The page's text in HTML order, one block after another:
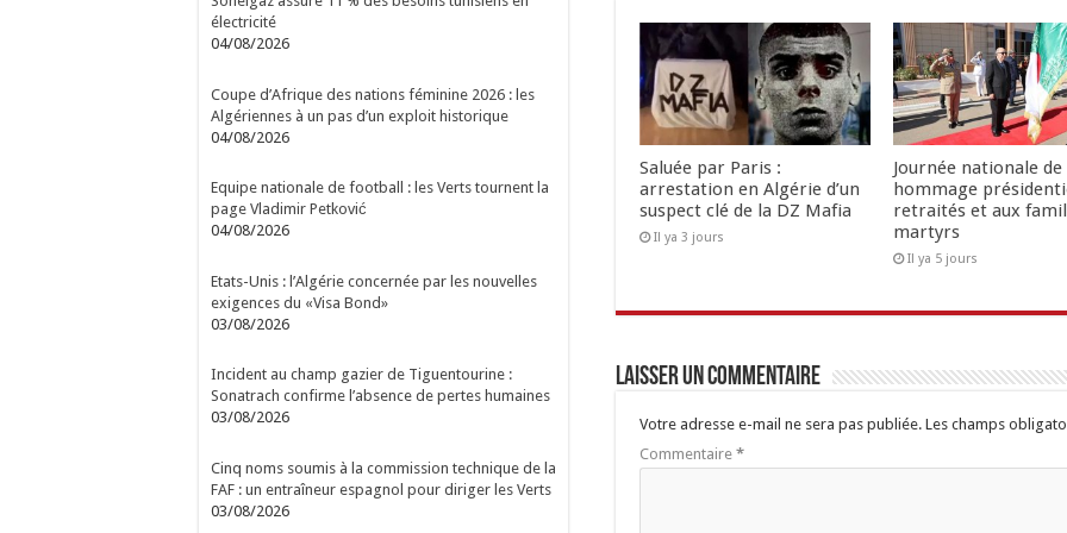
Saluée par Paris :
arrestation en Algérie d’un
suspect clé de la DZ Mafia
Il ya 3 jours
Journée nationale de
hommage
retraités et aux
martyrs
Il ya 5 jours
Laisser un commentaire
Votre adresse e-mail ne sera pas publiée. Les champs
Commentaire *
électricité
04/08/2026
Coupe d’Afrique des nations féminine 2026 : les
Algériennes à un pas d’un exploit historique
04/08/2026
Equipe nationale de football : les Verts tournent la
page Vladimir Petković
04/08/2026
Etats-Unis : l’Algérie concernée par les nouvelles
exigences du «Visa Bond»
03/08/2026
Incident au champ gazier de Tiguentourine :
Sonatrach confirme l’absence de pertes humaines
03/08/2026
Cinq noms soumis à la commission technique de la
FAF : un entraîneur espagnol pour diriger les Verts
03/08/2026